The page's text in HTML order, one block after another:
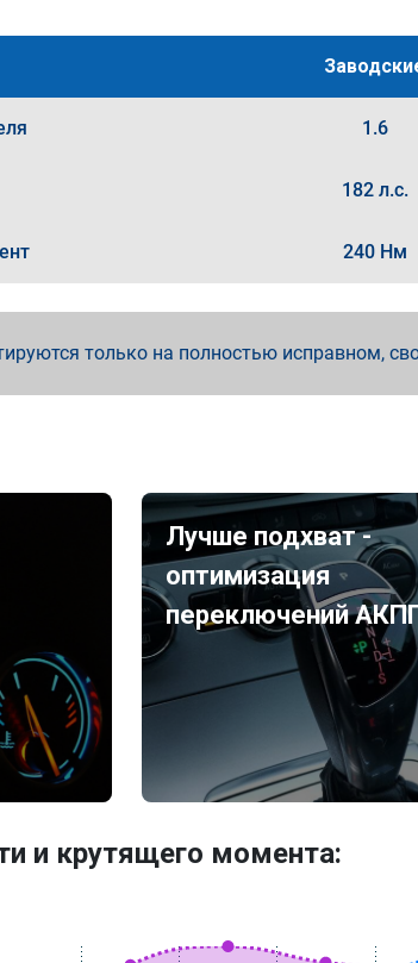
1.6
182 л.с.
240 Нм
только на полностью исправном,
Лучше подхват -
оптимизация
переключений
и крутящего момента: